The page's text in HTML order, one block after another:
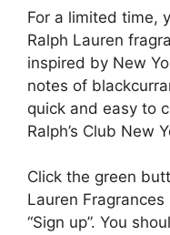
For a limited time,
Ralph Lauren
inspired by New
notes of
quick and easy to
Ralph’s Club New
Click the green
Lauren
“Sign up”. You